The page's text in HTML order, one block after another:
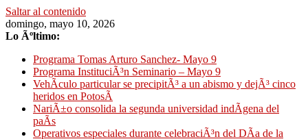
Saltar al contenido
domingo, mayo 10, 2026
Lo Ãºltimo:
Programa Tomas Arturo Sanchez- Mayo 9
Programa InstituciÃ³n Seminario – Mayo 9
VehÃ­culo particular se precipitÃ³ a un abismo y dejÃ³ cinco
heridos en PotosÃ­
NariÃ±o consolida la segunda universidad indÃ­gena del
paÃ­s
Operativos especiales durante celebraciÃ³n del DÃ­a de la